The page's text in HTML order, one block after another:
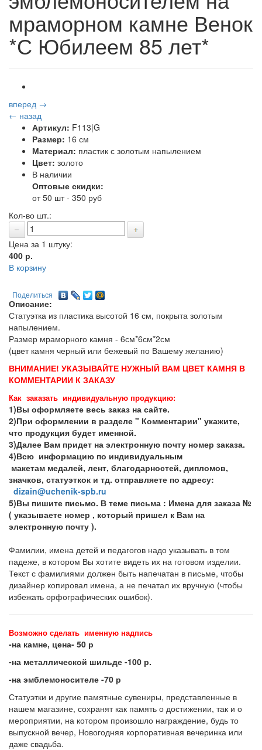
мраморном камне Венок
*С Юбилеем 85 лет*
вперед →
← назад
Артикул: F113|G
Размер: 16 см
Материал: пластик с золотым напылением
Цвет: золото
В наличии
Оптовые скидки:
от 50 шт - 350 руб
Кол-во шт.:
Цена за 1 штуку:
400 р.
В корзину
Поделиться
Описание:
Статуэтка из пластика высотой 16 см, покрыта золотым
напылением.
Размер мраморного камня - 6см*6см*2см
(цвет камня черный или бежевый по Вашему желанию)
ВНИМАНИЕ! УКАЗЫВАЙТЕ НУЖНЫЙ ВАМ ЦВЕТ КАМНЯ В
КОММЕНТАРИИ К ЗАКАЗУ
Как заказать индивидуальную продукцию:
1)Вы оформляете весь заказ на сайте.
2)При оформлении в разделе " Комментарии" укажите,
что продукция будет именной.
3)Далее Вам придет на электронную почту номер заказа.
4)Всю информацию по индивидуальным
макетам медалей, лент, благодарностей, дипломов,
значков, статуэткок и тд. отправляете по адресу:
dizain@uchenik-spb.ru
5)Вы пишите письмо. В теме письма : Имена для заказа №
( указываете номер , который пришел к Вам на
электронную почту ).
Фамилии, имена детей и педагогов надо указывать в том
падеже, в котором Вы хотите видеть их на готовом изделии.
Текст с фамилиями должен быть напечатан в письме, чтобы
дизайнер копировал имена, а не печатал их вручную (чтобы
избежать орфографических ошибок).
Возможно сделать именную надпись
-на камне, цена- 50 р
-на металлической шильде -100 р.
-на эмблемоносителе -70 р
Статуэтки и другие памятные сувениры, представленные в
нашем магазине, сохранят как память о достижении, так и о
мероприятии, на котором произошло награждение, будь то
выпускной вечер, Новогодняя корпоративная вечеринка или
даже свадьба.